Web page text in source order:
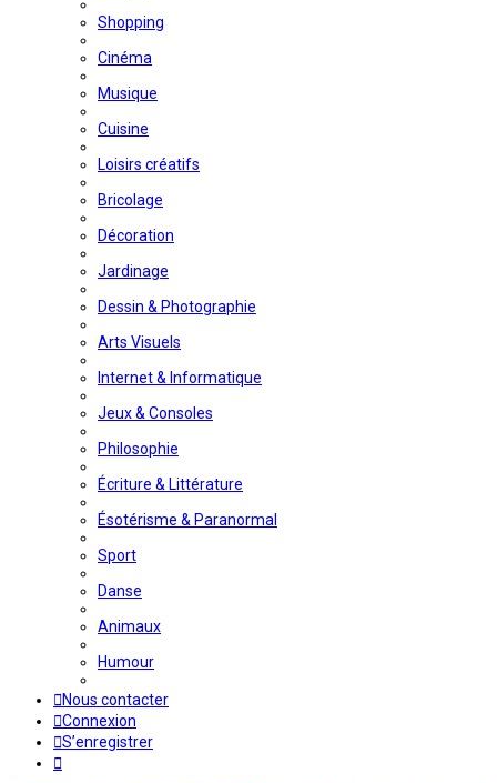
Shopping
Cinéma
Musique
Cuisine
Loisirs créatifs
Bricolage
Décoration
Jardinage
Dessin & Photographie
Arts Visuels
Internet & Informatique
Jeux & Consoles
Philosophie
Écriture & Littérature
Ésotérisme & Paranormal
Sport
Danse
Animaux
Humour
Nous contacter
Connexion
S’enregistrer